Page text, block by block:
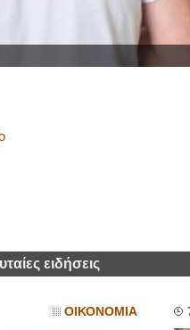
ειδήσεις
ΟΙΚΟΝΟΜΙΑ